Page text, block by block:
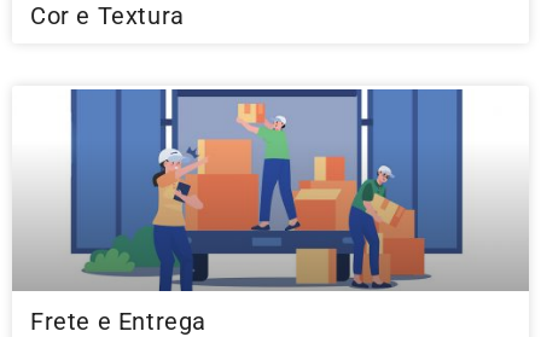
Cor e Textura
Frete e Entrega